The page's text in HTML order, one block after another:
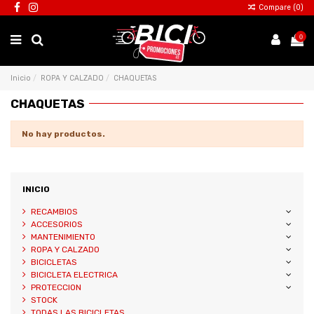
Compare (0)
0
Inicio ROPA Y CALZADO CHAQUETAS
CHAQUETAS
No hay productos.
INICIO
RECAMBIOS
ACCESORIOS
MANTENIMIENTO
ROPA Y CALZADO
BICICLETAS
BICICLETA ELECTRICA
PROTECCION
STOCK